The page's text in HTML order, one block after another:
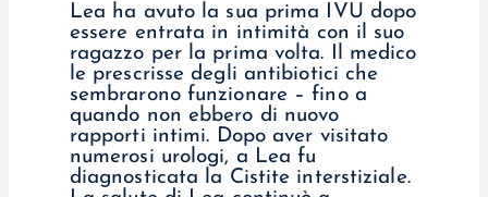
Lea ha avuto la sua prima IVU dopo
essere entrata in intimità con il suo
ragazzo per la prima volta. Il medico
le prescrisse degli antibiotici che
sembrarono funzionare – fino a
quando non ebbero di nuovo
rapporti intimi. Dopo aver visitato
numerosi urologi, a Lea fu
diagnosticata la Cistite interstiziale.